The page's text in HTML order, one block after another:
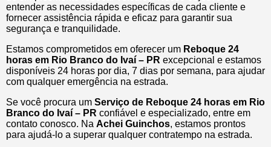
entender as necessidades específicas de cada cliente e
fornecer assistência rápida e eficaz para garantir sua
segurança e tranquilidade.
Estamos comprometidos em oferecer um Reboque 24
horas em Rio Branco do Ivaí – PR excepcional e estamos
disponíveis 24 horas por dia, 7 dias por semana, para ajudar
com qualquer emergência na estrada.
Se você procura um Serviço de Reboque 24 horas em Rio
Branco do Ivaí – PR confiável e especializado, entre em
contato conosco. Na Achei Guinchos, estamos prontos
para ajudá-lo a superar qualquer contratempo na estrada.